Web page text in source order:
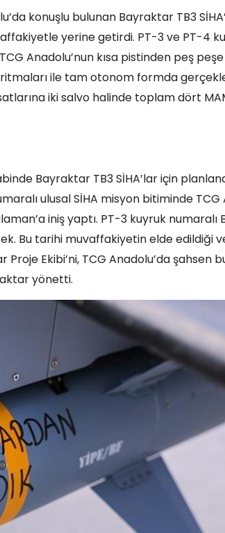
konuşlu bulunan Bayraktar TB3
yerine getirdi. PT-3 ve PT-4
Anadolu’nun kısa pistinden peş
ile tam otonom formda
iki salvo halinde toplam dört
Bayraktar TB3 SİHA’lar için
ulusal SİHA misyon bitiminde
iniş yaptı. PT-3 kuyruk numaralı
Bu tarihi muvaffakiyetin elde edildiği
Ekibi’ni, TCG Anadolu’da şahsen
yönetti.